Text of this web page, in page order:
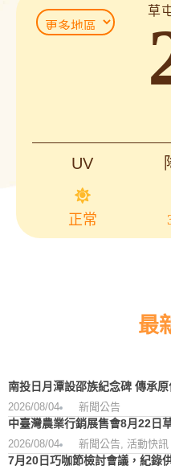
草
UV
正常
最
南投日月潭設邵族紀念碑 傳承
2026/08/04 新聞公告
中臺灣農業行銷展售會8月22日
2026/08/04 新聞公告, 活動快訊
7月20日巧咖節檢討會議，紀錄